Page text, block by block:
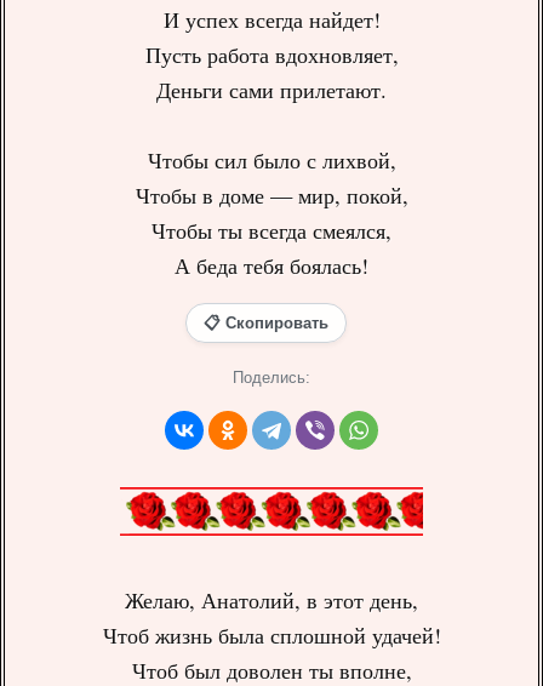
И успех всегда найдет!
Пусть работа вдохновляет,
Деньги сами прилетают.
Чтобы сил было с лихвой,
Чтобы в доме — мир, покой,
Чтобы ты всегда смеялся,
А беда тебя боялась!
📋 Скопировать
Поделись:
Желаю, Анатолий, в этот день,
Чтоб жизнь была сплошной удачей!
Чтоб был доволен ты вполне,